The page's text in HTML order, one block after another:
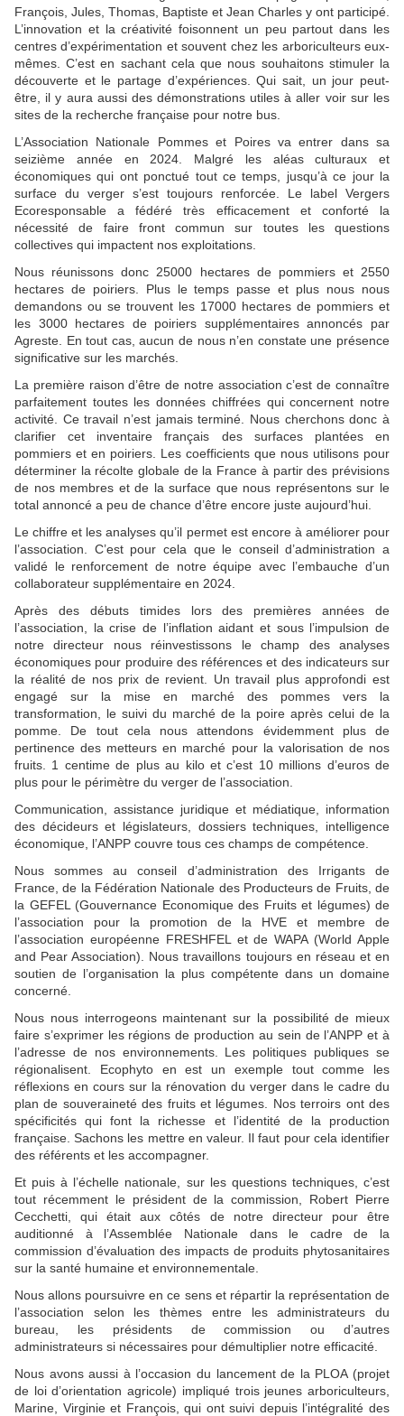
François, Jules, Thomas, Baptiste et Jean Charles y ont participé.
L’innovation et la créativité foisonnent un peu partout dans les
centres d’expérimentation et souvent chez les arboriculteurs eux-
mêmes. C’est en sachant cela que nous souhaitons stimuler la
découverte et le partage d’expériences. Qui sait, un jour peut-
être, il y aura aussi des démonstrations utiles à aller voir sur les
sites de la recherche française pour notre bus.
L’Association Nationale Pommes et Poires va entrer dans sa
seizième année en 2024. Malgré les aléas culturaux et
économiques qui ont ponctué tout ce temps, jusqu’à ce jour la
surface du verger s’est toujours renforcée. Le label Vergers
Ecoresponsable a fédéré très efficacement et conforté la
nécessité de faire front commun sur toutes les questions
collectives qui impactent nos exploitations.
Nous réunissons donc 25000 hectares de pommiers et 2550
hectares de poiriers. Plus le temps passe et plus nous nous
demandons ou se trouvent les 17000 hectares de pommiers et
les 3000 hectares de poiriers supplémentaires annoncés par
Agreste. En tout cas, aucun de nous n’en constate une présence
significative sur les marchés.
La première raison d’être de notre association c’est de connaître
parfaitement toutes les données chiffrées qui concernent notre
activité. Ce travail n’est jamais terminé. Nous cherchons donc à
clarifier cet inventaire français des surfaces plantées en
pommiers et en poiriers. Les coefficients que nous utilisons pour
déterminer la récolte globale de la France à partir des prévisions
de nos membres et de la surface que nous représentons sur le
total annoncé a peu de chance d’être encore juste aujourd’hui.
Le chiffre et les analyses qu’il permet est encore à améliorer pour
l’association. C’est pour cela que le conseil d’administration a
validé le renforcement de notre équipe avec l’embauche d’un
collaborateur supplémentaire en 2024.
Après des débuts timides lors des premières années de
l’association, la crise de l’inflation aidant et sous l’impulsion de
notre directeur nous réinvestissons le champ des analyses
économiques pour produire des références et des indicateurs sur
la réalité de nos prix de revient. Un travail plus approfondi est
engagé sur la mise en marché des pommes vers la
transformation, le suivi du marché de la poire après celui de la
pomme. De tout cela nous attendons évidemment plus de
pertinence des metteurs en marché pour la valorisation de nos
fruits. 1 centime de plus au kilo et c’est 10 millions d’euros de
plus pour le périmètre du verger de l’association.
Communication, assistance juridique et médiatique, information
des décideurs et législateurs, dossiers techniques, intelligence
économique, l’ANPP couvre tous ces champs de compétence.
Nous sommes au conseil d’administration des Irrigants de
France, de la Fédération Nationale des Producteurs de Fruits, de
la GEFEL (Gouvernance Economique des Fruits et légumes) de
l’association pour la promotion de la HVE et membre de
l’association européenne FRESHFEL et de WAPA (World Apple
and Pear Association). Nous travaillons toujours en réseau et en
soutien de l’organisation la plus compétente dans un domaine
concerné.
Nous nous interrogeons maintenant sur la possibilité de mieux
faire s’exprimer les régions de production au sein de l’ANPP et à
l’adresse de nos environnements. Les politiques publiques se
régionalisent. Ecophyto en est un exemple tout comme les
réflexions en cours sur la rénovation du verger dans le cadre du
plan de souveraineté des fruits et légumes. Nos terroirs ont des
spécificités qui font la richesse et l’identité de la production
française. Sachons les mettre en valeur. Il faut pour cela identifier
des référents et les accompagner.
Et puis à l’échelle nationale, sur les questions techniques, c’est
tout récemment le président de la commission, Robert Pierre
Cecchetti, qui était aux côtés de notre directeur pour être
auditionné à l’Assemblée Nationale dans le cadre de la
commission d’évaluation des impacts de produits phytosanitaires
sur la santé humaine et environnementale.
Nous allons poursuivre en ce sens et répartir la représentation de
l’association selon les thèmes entre les administrateurs du
bureau, les présidents de commission ou d’autres
administrateurs si nécessaires pour démultiplier notre efficacité.
Nous avons aussi à l’occasion du lancement de la PLOA (projet
de loi d’orientation agricole) impliqué trois jeunes arboriculteurs,
Marine, Virginie et François, qui ont suivi depuis l’intégralité des